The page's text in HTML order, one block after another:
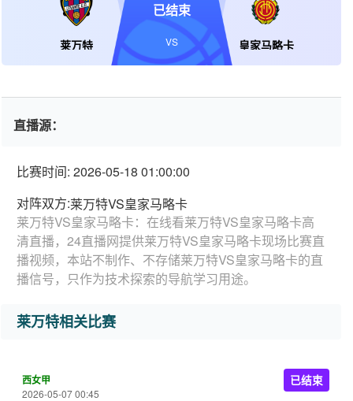
莱万特 皇家马略卡
已结束
VS
直播源：
比赛时间: 2026-05-18 01:00:00
对阵双方:莱万特VS皇家马略卡
莱万特VS皇家马略卡：在线看莱万特VS皇家马略卡高
清直播，24直播网提供莱万特VS皇家马略卡现场比赛直
播视频，本站不制作、不存储莱万特VS皇家马略卡的直
播信号，只作为技术探索的导航学习用途。
莱万特相关比赛
西女甲
2026-05-07 00:45
已结束